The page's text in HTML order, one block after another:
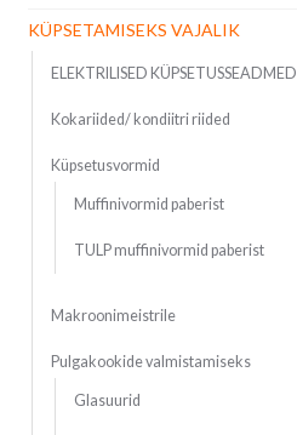
KÜPSETAMISEKS VAJALIK
ELEKTRILISED KÜPSETUSSEADMED
Kokariided/ kondiitri riided
Küpsetusvormid
Muffinivormid paberist
TULP muffinivormid paberist
Makroonimeistrile
Pulgakookide valmistamiseks
Glasuurid